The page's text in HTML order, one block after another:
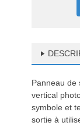
Panneau de
vertical
symbole et
sortie à